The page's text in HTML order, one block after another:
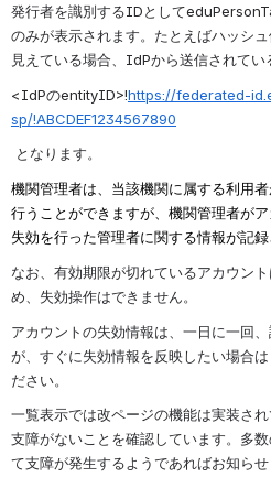
発行者を識別するIDとして
のみが表示されます。たとえばハッシ
見えている場合、IdPから送信されて
<IdPのentityID>!https://federated-
sp/!ABCDEF1234567890
となります。
機関管理者は、当該機関に属する利用
行うことができますが、機関管理者が
失効を行った管理者に関する情報が記録
なお、有効期限が切れているアカウン
め、失効操作はできません。
アカウントの失効情報は、一日に一回
が、すぐに失効情報を反映したい場合
ださい。
一覧表示では改ページの機能は実装さ
支障がないことを確認しています。多
て支障が発生するようであればお知らせ